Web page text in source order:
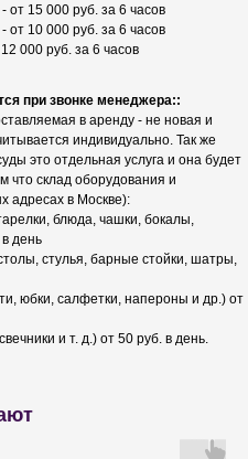
15 000 руб. за 6 часов
10 000 руб. за 6 часов
000 руб. за 6 часов
при звонке менеджера::
в аренду - не новая и
индивидуально. Так же
это отдельная услуга и она будет
что склад оборудования и
адресах в Москве):
блюда, чашки, бокалы,
день
стулья, барные стойки, шатры,
юбки, салфетки, напероны и др.) от
и т. д.) от 50 руб. в день.